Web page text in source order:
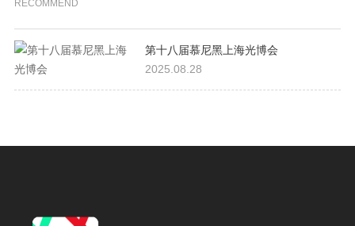
RECOMMEND
第十八届慕尼黑上海光博会
2025.08.28